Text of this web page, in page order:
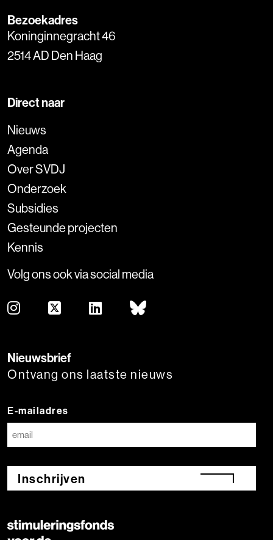
Bezoekadres
Koninginnegracht 46
2514 AD Den Haag
Direct naar
Nieuws
Agenda
Over SVDJ
Onderzoek
Subsidies
Gesteunde projecten
Kennis
Volg ons ook via social media
Nieuwsbrief
Ontvang ons laatste nieuws
E-mailadres
Inschrijven